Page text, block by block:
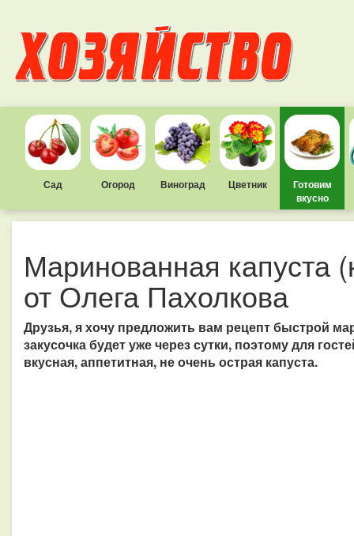
Сад Огород Виноград Цветник
Готовим
вкусно
Маринованная капуста
от Олега Пахолкова
Друзья, я хочу предложить вам рецепт быстрой
закусочка будет уже через сутки, поэтому для
вкусная, аппетитная, не очень острая капуста.